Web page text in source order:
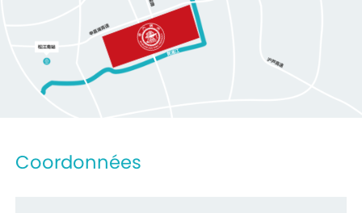
Coordonnées